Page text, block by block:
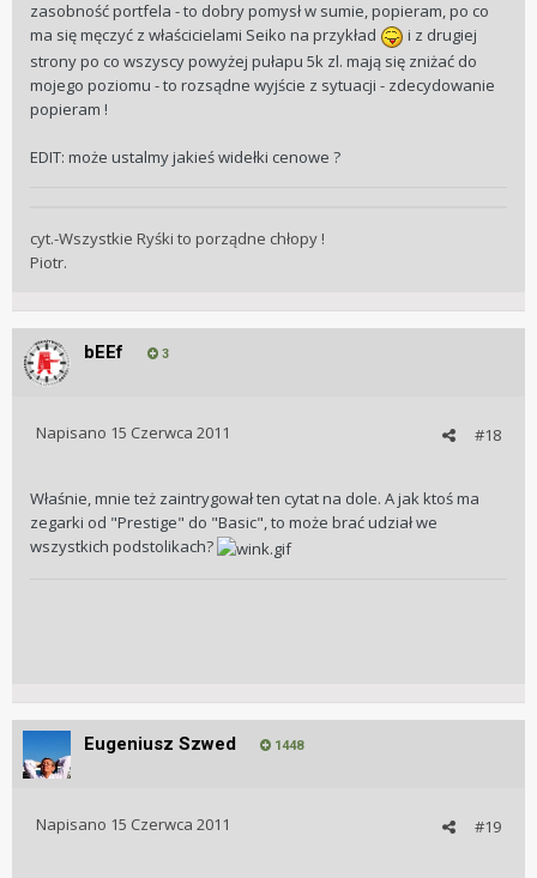
Range,Basic Range, Private Label.
zasobność portfela - to dobry pomysł w sumie, popieram, po co
ma się męczyć z właścicielami Seiko na przykład
i z drugiej
strony po co wszyscy powyżej pułapu 5k zl. mają się zniżać do
mojego poziomu - to rozsądne wyjście z sytuacji - zdecydowanie
popieram !
EDIT: może ustalmy jakieś widełki cenowe ?
cyt.-Wszystkie Ryśki to porządne chłopy !
Piotr.
bEEf 3
#18
Napisano 15 Czerwca 2011
Właśnie, mnie też zaintrygował ten cytat na dole. A jak ktoś ma
zegarki od "Prestige" do "Basic", to może brać udział we
wszystkich podstolikach?
Eugeniusz Szwed 1448
#19
Napisano 15 Czerwca 2011